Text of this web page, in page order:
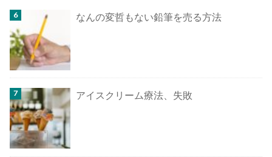
なんの変哲もない鉛筆を売る方法
アイスクリーム療法、失敗